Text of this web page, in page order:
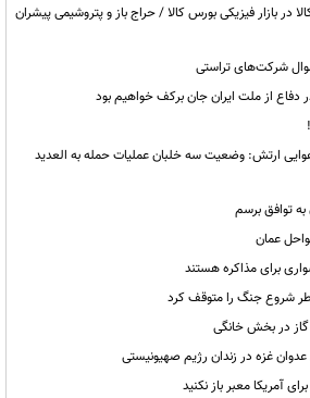
۴۱۳ هزار تن کالا در بازار فیزیکی بورس کالا / حراج باز و پتروشیمی پیشران
دفاع از ملت ایران جان برکف خواهیم بود
ارتش: وضعیت سه خلبان عملیات حمله به العدید
توافق برسم
عمان
برای مذاکره هستند
شروع جنگ را متوقف کرد
در بخش خانگی
غزه در زندان رژیم صهیونیستی
آمریکا معبر باز نکنید